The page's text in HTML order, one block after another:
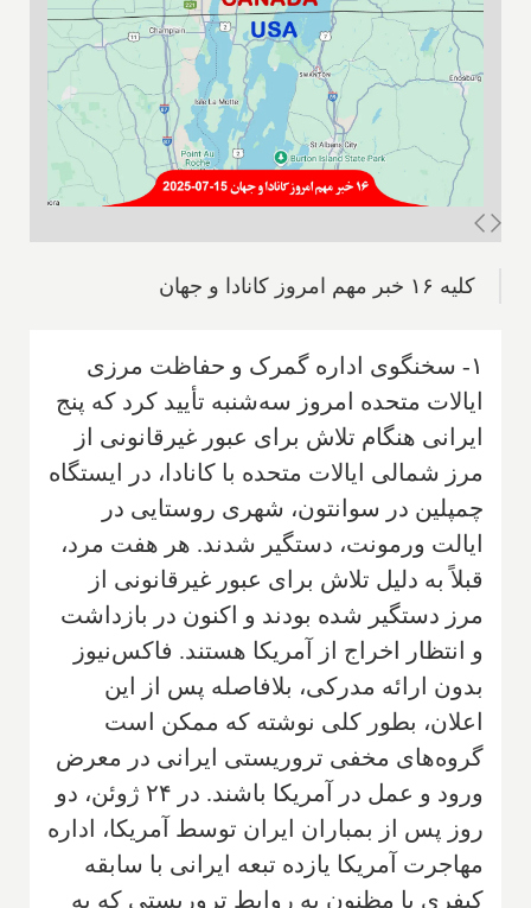
کلیه ۱۶ خبر مهم امروز کانادا و جهان
۱- سخنگوی اداره گمرک و حفاظت مرزی
ایالات متحده امروز سه‌شنبه تأیید کرد که پنج
ایرانی هنگام تلاش برای عبور غیرقانونی از
مرز شمالی ایالات متحده با کانادا، در ایستگاه
چمپلین در سوانتون، شهری روستایی در
ایالت ورمونت، دستگیر شدند. هر هفت مرد،
قبلاً به دلیل تلاش برای عبور غیرقانونی از
مرز دستگیر شده بودند و اکنون در بازداشت
و انتظار اخراج از آمریکا هستند. فاکس‌نیوز
بدون ارائه مدرکی، بلافاصله پس از این
اعلان، بطور کلی نوشته که ممکن است
گروه‌های مخفی تروریستی ایرانی در معرض
ورود و عمل در آمریکا باشند. در ۲۴ ژوئن، دو
روز پس از بمباران ایران توسط آمریکا، اداره
مهاجرت آمریکا یازده تبعه ایرانی با سابقه
کیفری یا مظنون به روابط تروریستی که به